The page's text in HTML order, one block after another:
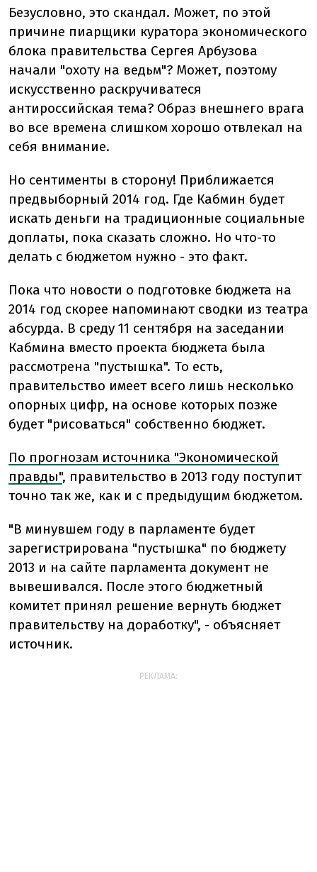
Безусловно, это скандал. Может, по этой
причине пиарщики куратора экономического
блока правительства Сергея Арбузова
начали "охоту на ведьм"? Может, поэтому
искусственно раскручиватеся
антироссийская тема? Образ внешнего врага
во все времена слишком хорошо отвлекал на
себя внимание.
Но сентименты в сторону! Приближается
предвыборный 2014 год. Где Кабмин будет
искать деньги на традиционные социальные
доплаты, пока сказать сложно. Но что-то
делать с бюджетом нужно - это факт.
Пока что новости о подготовке бюджета на
2014 год скорее напоминают сводки из театра
абсурда. В среду 11 сентября на заседании
Кабмина вместо проекта бюджета была
рассмотрена "пустышка". То есть,
правительство имеет всего лишь несколько
опорных цифр, на основе которых позже
будет "рисоваться" собственно бюджет.
По прогнозам источника "Экономической
правды", правительство в 2013 году поступит
точно так же, как и с предыдущим бюджетом.
"В минувшем году в парламенте будет
зарегистрирована "пустышка" по бюджету
2013 и на сайте парламента документ не
вывешивался. После этого бюджетный
комитет принял решение вернуть бюджет
правительству на доработку", - объясняет
источник.
РЕКЛАМА: